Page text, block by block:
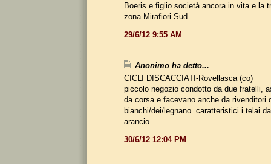
Boeris e figlio società ancora in vita e la
zona Mirafiori Sud
29/6/12 9:55 AM
Anonimo ha detto...
CICLI DISCACCIATI-Rovellasca (co)
piccolo negozio condotto da due fratelli,
da corsa e facevano anche da rivenditori
bianchi/dei/legnano. caratteristici i telai
arancio.
30/6/12 12:04 PM